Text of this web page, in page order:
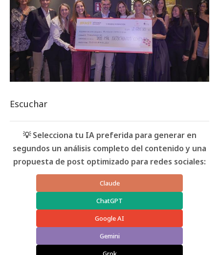
Escuchar
💡 Selecciona tu IA preferida para generar en
segundos un análisis completo del contenido y una
propuesta de post optimizado para redes sociales:
Claude
ChatGPT
Google AI
Gemini